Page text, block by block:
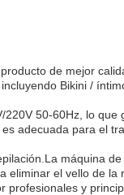
de mejor
Bikini /
220V 50-60Hz, lo que
adecuada para el
máquina
eliminar el vello de la
y